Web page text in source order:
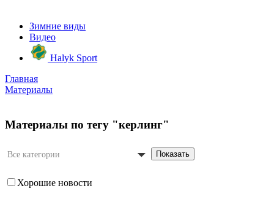
Зимние виды
Видео
Halyk Sport
Главная
Материалы
Материалы по тегу "керлинг"
Все категории Показать
Хорошие новости